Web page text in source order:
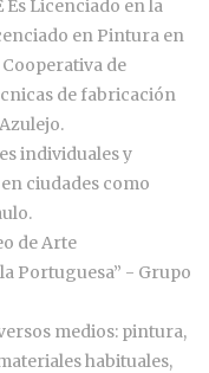
Es Licenciado en la
en Pintura en
de
de fabricación
individuales y
ciudades como
de Arte
Portuguesa” - Grupo
medios: pintura,
habituales,